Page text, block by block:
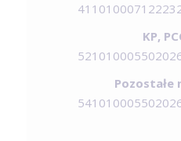
KP,
Pozostałe